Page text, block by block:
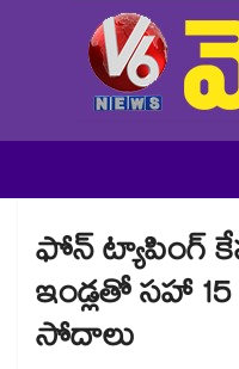
ఫోన్ ట్యాపింగ్
ఇండ్లతో సహా
సోదాలు